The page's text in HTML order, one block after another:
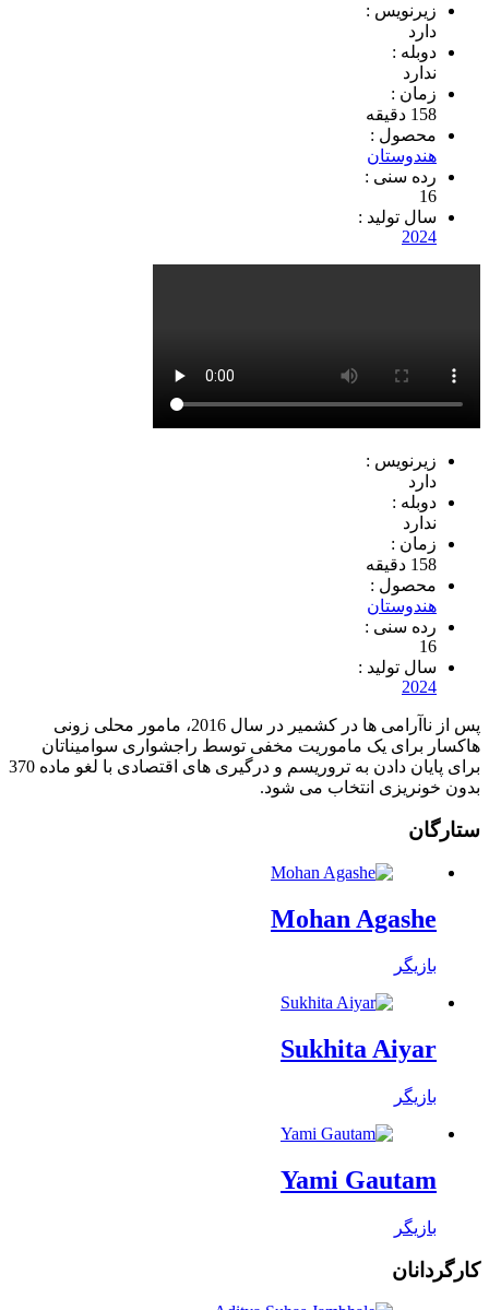
زیرنویس :
دارد
دوبله :
ندارد
زمان :
158 دقیقه
محصول :
هندوستان
رده سنی :
16
سال تولید :
2024
زیرنویس :
دارد
دوبله :
ندارد
زمان :
158 دقیقه
محصول :
هندوستان
رده سنی :
16
سال تولید :
2024
پس از ناآرامی ها در کشمیر در سال 2016، مامور محلی زونی
هاکسار برای یک ماموریت مخفی توسط راجشواری سوامیناتان
برای پایان دادن به تروریسم و ​​درگیری های اقتصادی با لغو ماده 370
بدون خونریزی انتخاب می شود.
ستارگان
Mohan Agashe
بازیگر
Sukhita Aiyar
بازیگر
Yami Gautam
بازیگر
کارگردانان